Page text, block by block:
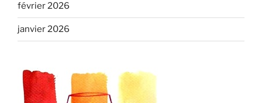
février 2026
janvier 2026